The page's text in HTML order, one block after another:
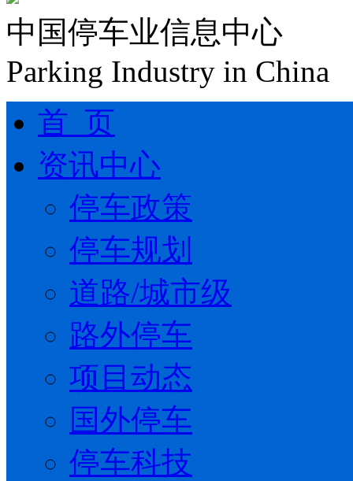
中国停车业信息中心
Parking Industry in China
首 页
资讯中心
停车政策
停车规划
道路/城市级
路外停车
项目动态
国外停车
停车科技